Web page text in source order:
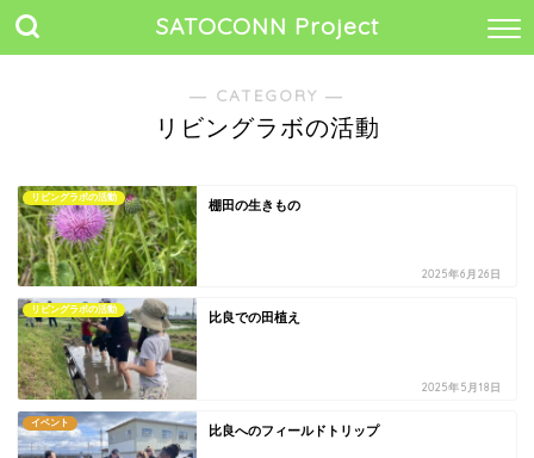
SATOCONN Project
― CATEGORY ―
リビングラボの活動
リビングラボの活動
棚田の生きもの
2025年6月26日
リビングラボの活動
比良での田植え
2025年5月18日
イベント
比良へのフィールドトリップ